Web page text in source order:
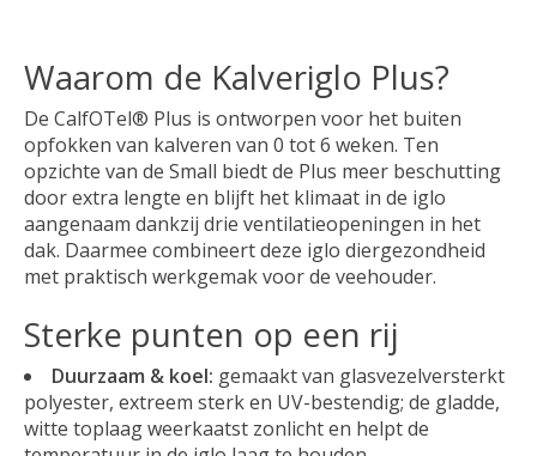
Waarom de Kalveriglo Plus?
De CalfOTel® Plus is ontworpen voor het buiten
opfokken van kalveren van 0 tot 6 weken. Ten
opzichte van de Small biedt de Plus meer beschutting
door extra lengte en blijft het klimaat in de iglo
aangenaam dankzij drie ventilatieopeningen in het
dak. Daarmee combineert deze iglo diergezondheid
met praktisch werkgemak voor de veehouder.
Sterke punten op een rij
Duurzaam & koel: gemaakt van glasvezelversterkt
polyester, extreem sterk en UV-bestendig; de gladde,
witte toplaag weerkaatst zonlicht en helpt de